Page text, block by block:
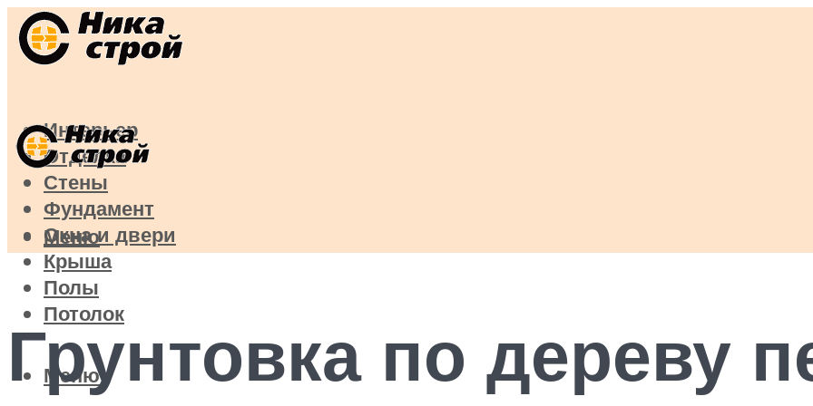
Интерьер
Отделка
Стены
Фундамент
Окна и двери
Крыша
Полы
Потолок
Меню
Меню
Грунтовка по дереву